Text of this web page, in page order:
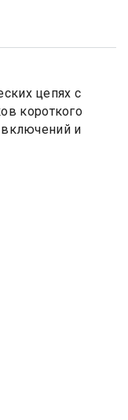
цепях с
короткого
включений и